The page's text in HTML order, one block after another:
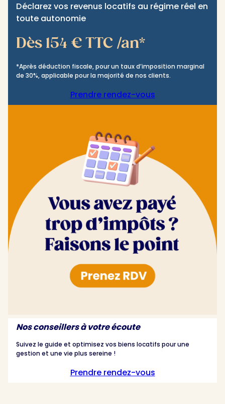
Déclarez vos revenus locatifs au régime réel en
toute autonomie
Dès 154 € TTC /an*
*Après déduction fiscale, pour un taux d’imposition marginal
de 30%, applicable pour la majorité de nos clients.
Prendre rendez-vous
Nos conseillers à votre écoute
Suivez le guide et optimisez vos biens locatifs pour une
gestion et une vie plus sereine !
Prendre rendez-vous